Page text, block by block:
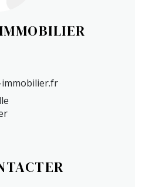
immobilier.fr